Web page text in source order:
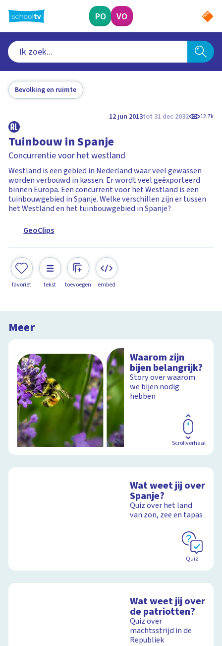
naar
hoofdinhoud
PO VO
Bevolking en ruimte
12 jun 2013tot 31 dec 2032 12.7k
Tuinbouw in Spanje
Concurrentie voor het westland
Westland is een gebied in Nederland waar veel gewassen
worden verbouwd in kassen. Er wordt veel geëxporteerd
binnen Europa. Een concurrent voor het Westland is een
tuinbouwgebied in Spanje. Welke verschillen zijn er tussen
het Westland en het tuinbouwgebied in Spanje?
GeoClips
favoriet tekst toevoegen embed
Meer
Waarom zijn
bijen belangrijk?
Story over waarom
we bijen nodig
hebben
Scrollverhaal
Wat weet jij over
Spanje?
Quiz over het land
van zon, zee en tapas
Quiz
Wat weet jij over
de patriotten?
Quiz over
machtsstrijd in de
Republiek